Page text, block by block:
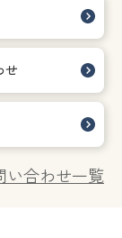
せ
い合わせ一覧